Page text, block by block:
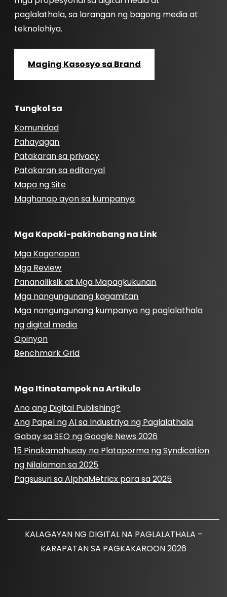
paglalathala, sa larangan ng bagong media at
teknolohiya.
Maging Kasosyo sa Brand
Tungkol sa
Komunidad
Pahayagan
Patakaran sa privacy
Patakaran sa editoryal
Mapa ng Site
Maghanap ayon sa kumpanya
Mga Kapaki-pakinabang na Link
Mga Kaganapan
Mga Review
Pananaliksik at Mga Mapagkukunan
Mga nangungunang kagamitan
Mga nangungunang kumpanya ng paglalathala
ng digital media
Opinyon
Benchmark Grid
Mga Itinatampok na Artikulo
Ano ang Digital Publishing?
Ang Papel ng AI sa Industriya ng Paglalathala
Gabay sa SEO ng Google News 2026
15 Pinakamahusay na Plataporma ng Syndication
ng Nilalaman sa 2025
Pagsusuri sa AlphaMetricx para sa 2025
KALAGAYAN NG DIGITAL NA PAGLALATHALA –
KARAPATAN SA PAGKAKAROON 2026